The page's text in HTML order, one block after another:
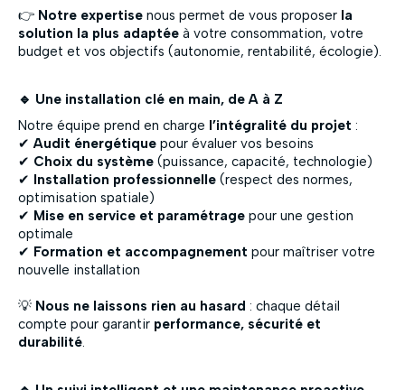
👉 Notre expertise nous permet de vous proposer la
solution la plus adaptée à votre consommation, votre
budget et vos objectifs (autonomie, rentabilité, écologie).
🔹 Une installation clé en main, de A à Z
Notre équipe prend en charge l’intégralité du projet :
✔Audit énergétique pour évaluer vos besoins
✔ Choix du système (puissance, capacité, technologie)
✔ Installation professionnelle (respect des normes,
optimisation spatiale)
✔ Mise en service et paramétrage pour une gestion
optimale
✔ Formation et accompagnement pour maîtriser votre
nouvelle installation
💡 Nous ne laissons rien au hasard : chaque détail
compte pour garantir performance, sécurité et
durabilité.